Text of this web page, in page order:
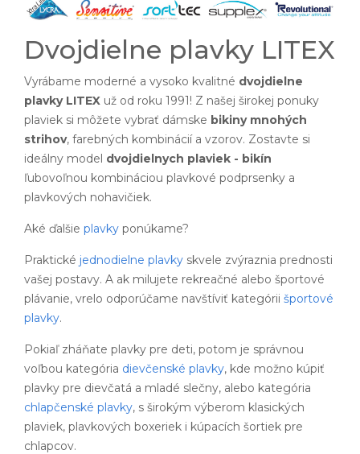
Dvojdielne plavky LITEX
Vyrábame moderné a vysoko kvalitné dvojdielne
plavky LITEX už od roku 1991! Z našej širokej ponuky
plaviek si môžete vybrať dámske bikiny mnohých
strihov, farebných kombinácií a vzorov. Zostavte si
ideálny model dvojdielnych plaviek - bikín
ľubovoľnou kombináciou plavkové podprsenky a
plavkových nohavičiek.
Aké ďalšie plavky ponúkame?
Praktické jednodielne plavky skvele zvýraznia prednosti
vašej postavy. A ak milujete rekreačné alebo športové
plávanie, vrelo odporúčame navštíviť kategórii športové
plavky.
Pokiaľ zháňate plavky pre deti, potom je správnou
voľbou kategória dievčenské plavky, kde možno kúpiť
plavky pre dievčatá a mladé slečny, alebo kategória
chlapčenské plavky, s širokým výberom klasických
plaviek, plavkových boxeriek i kúpacích šortiek pre
chlapcov.